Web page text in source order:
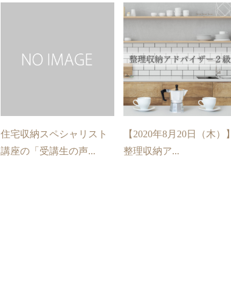
住宅収納スペシャリスト
講座の「受講生の声...
【2020年8月20日（木）】
整理収納ア...